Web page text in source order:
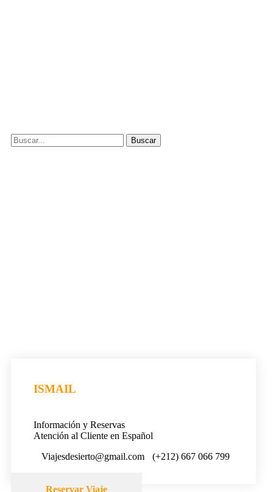
ISMAIL
Información y Reservas
Atención al Cliente en Español
Viajesdesierto@gmail.com
(+212) 667 066 799
Reservar Viaje